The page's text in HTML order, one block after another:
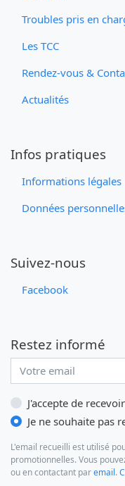
Troubles pris en
Les TCC
Rendez-vous &
Actualités
Infos pratiques
Informations légales
Données
Suivez-nous
Facebook
Restez informé
Adresse email
J'accepte de
Je ne souhaite pas
L'email recueilli est utilisé
promotionnelles. Vous
ou en contactant paremail.